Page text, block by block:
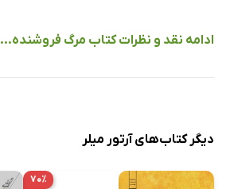
ادامه نقد و نظرات کتاب مرگ فروشنده...
دیگر کتاب‌های آرتور میلر
۷۰٪